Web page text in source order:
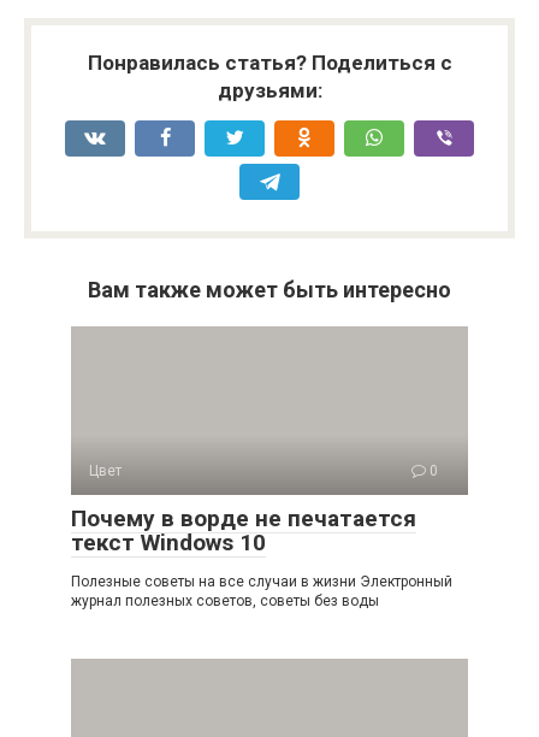
Понравилась статья? Поделиться с
друзьями:
Вам также может быть интересно
Цвет 0
Почему в ворде не печатается
текст Windows 10
Полезные советы на все случаи в жизни Электронный
журнал полезных советов, советы без воды